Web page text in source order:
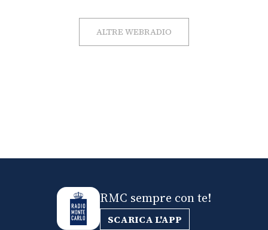
ALTRE WEBRADIO
RMC sempre con te!
SCARICA L'APP